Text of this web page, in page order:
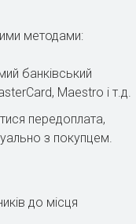
методами:
банківський
Maestro і т.д.
передоплата,
з покупцем.
до місця